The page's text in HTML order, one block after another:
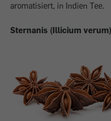
aromatisiert, in Indien Tee.
Sternanis (Illicium verum)